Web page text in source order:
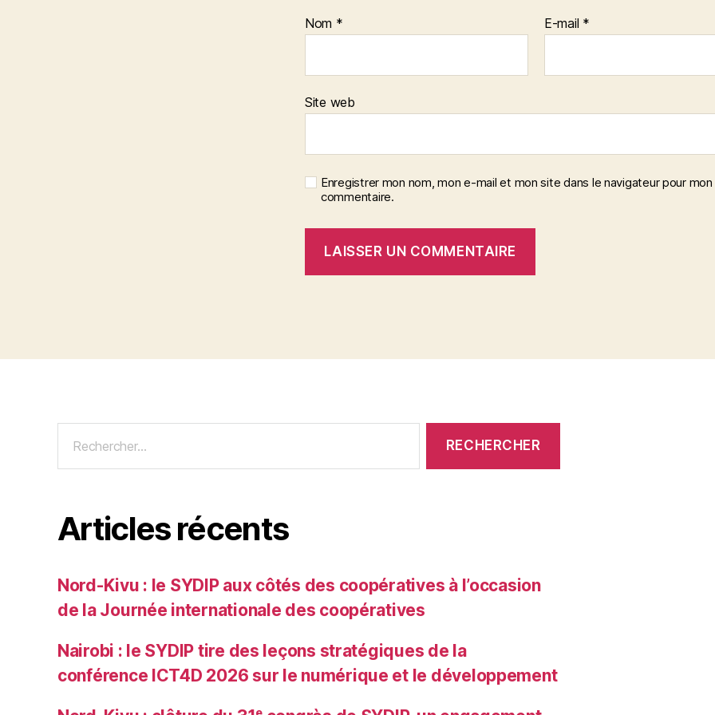
Nom * E-mail *
Site web
Enregistrer mon nom, mon e-mail et mon site dans le navigateur pour mon
commentaire.
Articles récents
Nord-Kivu : le SYDIP aux côtés des coopératives à l’occasion
de la Journée internationale des coopératives
Nairobi : le SYDIP tire des leçons stratégiques de la
conférence ICT4D 2026 sur le numérique et le développement